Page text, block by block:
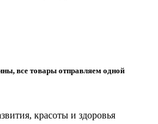
все товары отправляем одной
красоты и здоровья